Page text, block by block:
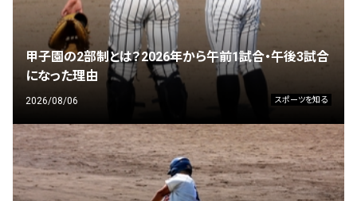
甲子園の2部制とは？2026年から午前1試合・午後3試合
になった理由
2026/08/06 スポーツを知る